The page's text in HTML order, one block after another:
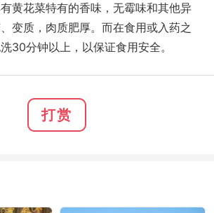
黄花菜特有的香味，无霉味和其他异
变质，肉质肥厚。而在食用或入药之
30分钟以上，以保证食用安全。
打赏